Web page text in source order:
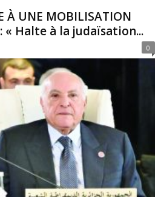
À UNE MOBILISATION
« Halte à la judaïsation...
0